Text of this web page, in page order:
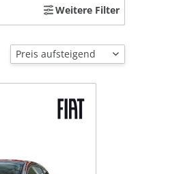
Weitere Filter